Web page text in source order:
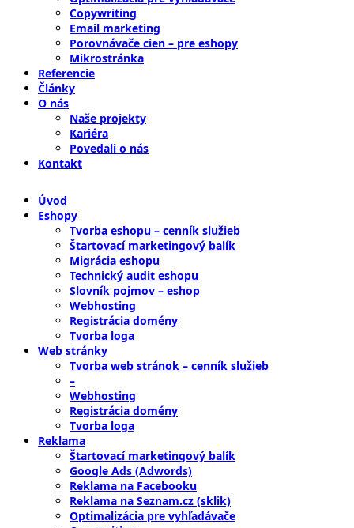
Copywriting
Email marketing
Porovnávače cien – pre eshopy
Mikrostránka
Referencie
Články
O nás
Naše projekty
Kariéra
Povedali o nás
Kontakt
Úvod
Eshopy
Tvorba eshopu – cenník služieb
Štartovací marketingový balík
Migrácia eshopu
Technický audit eshopu
Slovník pojmov – eshop
Webhosting
Registrácia domény
Tvorba loga
Web stránky
Tvorba web stránok – cenník služieb
–
Webhosting
Registrácia domény
Tvorba loga
Reklama
Štartovací marketingový balík
Google Ads (Adwords)
Reklama na Facebooku
Reklama na Seznam.cz (sklik)
Optimalizácia pre vyhľadávače